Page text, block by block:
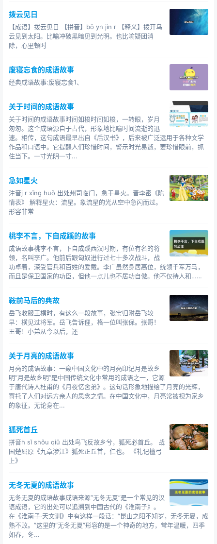
卿赵鞅十分恼怒，集结大军准备讨伐卫国，大军出发前，
赵鞅先派大夫史默出使卫国，暗中调查卫国内部的情况，
并约好在一个月后回来报告，可是，一个月，两个月很快
过去了，史默仍旧没有消息，赵鞅不知道究竟出了什么意
害，不可能再回来了。况且卫国只不过是一个弱小的国
家，不如干脆出兵，一举击破，赵鞅否定了这种说法，他
认为卫国之所以敢背叛晋国投靠齐国，一定已经做好了十
分充分的准备，贸然进攻，会使晋国损失巨大，所以在史
默控听消息回来之前，决不能草率采取行动。就这样等了
半年之久，史默终于回来了。赵鞅问他：“为什么耽搁这么
长的时间呢。史默答道，经过六个月的观察，卫灵公很有
才干，国内贤臣很多，人民拥戴，举国上下团结一心。如
经过这半年来，还是寻找不到卫国的弱点，所以我只好回
来了。赵鞅听后，同意史默的看法，暂时打消了攻打卫国
的念头，按兵不动，等待时机。
这个成语来源于《三国志.吴书.诸葛烙传》，恪少有才名，
发藻岐嶷，辩论应机，莫与为对。权见而奇之，谓瑾曰：
“蓝田生玉，真不虚也。”
三国时，东吴大将军诸葛瑾，字子瑜。他有个儿子叫诸葛
恪(ke)，从小聪明伶俐，口才极好，善于言辞，孙权对这
孩子很宠爱。
有一次，孙权在朝廷设宴，六岁的诸葛恪随父参加。诸葛
瑾的脸长得特别长，孙权想开他的玩笑，乘着酒兴，命人
牵来一头毛驴，在驴的长脸上写了“诸葛子瑜”四个字，借以
讥讽诸葛瑾脸长似驴。众人见了，捧腹大笑，诸葛瑾也感
到很尴尬。诸葛恪见了，走到孙权席前，跪请添写二字。
孙权命人将笔拿来给他。诸葛恪在“诸葛子瑜”四字后面添写
了“之驴”二字，这样就成了“诸葛子瑜之驴”。满座大臣见了
无不惊讶叹服，孙权见诸葛恪如此机敏，十分高兴，当场
又有一次，孙权问诸葛恪：“你父亲和你叔父诸葛亮相比，
到底是谁高明?”诸葛恪答道：“我父亲高明。”
主，而我叔父却不懂得这个道理，当然是我父亲高明。”
孙权对诸葛瑾说道：“人们都说蓝田生美玉，名门生贤良，
真是名不虚传呀!
成语故事叶公好龙的成语故事
拨云见日
【成语】拨云见日 【拼音】bō yn jin r 【释义】拨开乌
云见到太阳。比喻冲破黑暗见到光明。也比喻疑团消
除，心里顿时
废寝忘食的成语故事
经典成语故事:废寝忘食1、
关于时间的成语故事
关于时间的成语故事时间如梭时间如梭，一转眼，岁月
匆匆。这个成语源自于古代，形象地比喻时间流逝的迅
速。相传，这句成语最早出自《后汉书》，后来被广泛运用于各种文学
作品和口语中。它提醒人们珍惜时间，警示时光易逝，要珍惜眼前，抓
住当下。一寸光阴一寸...
急如星火
注音j r xīng huǒ 出处州司临门，急于星火。晋李密《陈
情表》 解释星火：流星。象流星的光从空中急闪而过。
形容非常
桃李不言，下自成蹊的故事
成语故事桃李不言，下自成蹊西汉时期，有位有名的将
领，名叫李广。他前后跟匈奴进行过七十多次战斗，战
功卓着，深受官兵和百姓的爱戴。李广虽然身居高位，统领千军万马，
而且是保卫国家的功臣，但他一点儿也不居功自傲。他不仅待人和……
鞍前马后的典故
岳飞收服王横时，有这么一段故事，张宝归附岳飞较
早：横见过将军。岳飞告诉俚，格一位叫张保。张哥！
王哥！小弟从今以后，还
关于月亮的成语故事
月亮的成语故事：一窥中国文化中的月亮印记月是故乡
明“月是故乡明”是中国传统文化中常用的成语之一，它源
于唐代诗人杜甫的《月夜忆舍弟》。这句话形象地描绘了月亮的光辉，
寄托了人们对远方亲人的思念之情。在中国文化中，月亮常被视为家乡
的象征，无论身在...
狐死首丘
拼音h sǐ shǒu qiū 出处鸟飞反故乡兮，狐死必首丘。 战
国楚屈原《九章涉江》狐死正丘首，仁也。 《礼记檀弓
上》
无冬无夏的成语故事
无冬无夏的成语故事成语来源“无冬无夏”是一个常见的汉
语成语，它的出处可以追溯到中国古代的《淮南子》。
在《淮南子·天文训》中有这样一段话：“昆山之阳不知岁，无冬无夏，成
熟不败。”这里的“无冬无夏”形容的是一个神奇的地方，常年温暖，四季
如春，冬...